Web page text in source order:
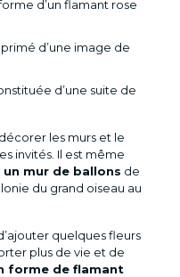
d’un flamant rose
d’une image de
d’une suite de
les murs et le
invités. Il est même
un mur de ballons de
du grand oiseau au
quelques fleurs
plus de vie et de
forme de flamant